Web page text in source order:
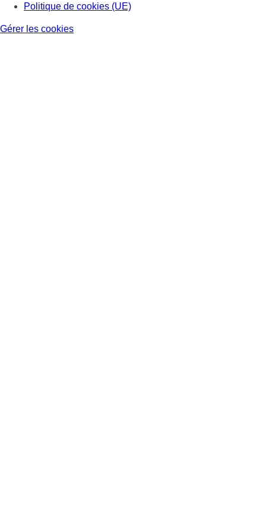
Politique de cookies (UE)
Gérer les cookies